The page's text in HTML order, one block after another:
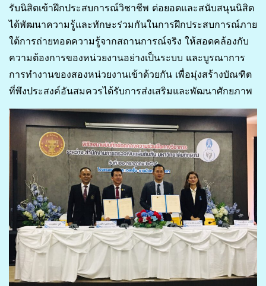
รับนิสิตเข้าฝึกประสบการณ์วิชาชีพ ต่อยอดและสนับสนุนนิสิต
ได้พัฒนาความรู้และทักษะร่วมกันในการฝึกประสบการณ์ภาย
ใต้การถ่ายทอดความรู้จากสถานการณ์จริง ให้สอดคล้องกับ
ความต้องการของหน่วยงานอย่างเป็นระบบ และบูรณาการ
การทำงานของสองหน่วยงานเข้าด้วยกัน เพื่อมุ่งสร้างบัณฑิต
ที่พึงประสงค์อันสมควรได้รับการส่งเสริมและพัฒนาศักยภาพ